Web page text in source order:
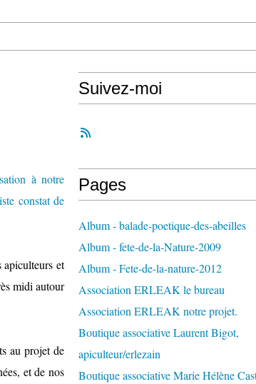
à notre
constat de
et
midi autour
au projet de
et de nos
Suivez-moi
Pages
Album - balade-poetique-des-abeilles
Album - fete-de-la-Nature-2009
Album - Fete-de-la-nature-2012
Association ERLEAK le bureau
Association ERLEAK notre projet.
Boutique associative Laurent Bigot,
apiculteur/erlezain
Boutique associative Marie Hélène